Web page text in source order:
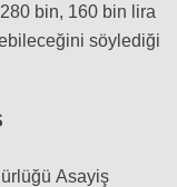
280 bin, 160 bin lira
söylediği
Asayiş